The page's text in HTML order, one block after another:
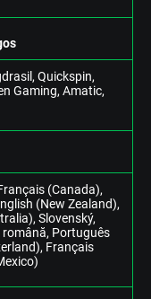
Quісksріn,
Gаmіng, Аmаtіс,
(Саnаdа),
(Nеw Zеаlаnd),
Slоvеnský,
rоmână, Роrtuguês
Frаnçаіs